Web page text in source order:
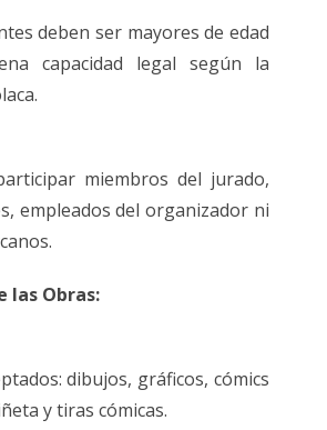
deben ser mayores de edad
capacidad legal según la
miembros del jurado,
empleados del organizador ni
las Obras:
dibujos, gráficos, cómics
y tiras cómicas.